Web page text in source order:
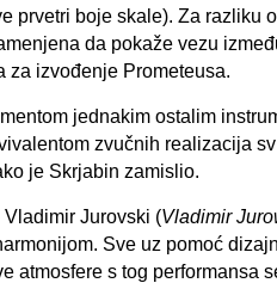
prvetri boje skale). Za razliku
da pokaže vezu
za izvođenje Prometeusa.
jednakim ostalim
zvučnih realizacija
je Skrjabin zamislio.
Jurovski (Vladimir
Sve uz pomoć
atmosfere s tog performansa